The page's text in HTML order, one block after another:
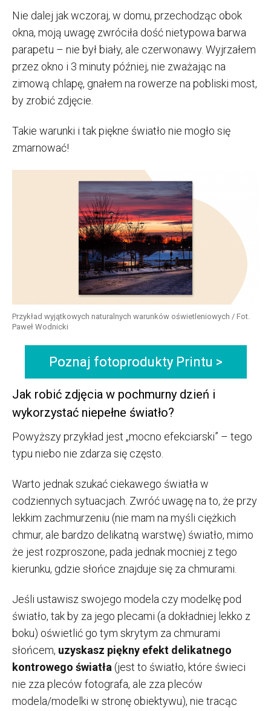
Nie dalej jak wczoraj, w domu, przechodząc obok
okna, moją uwagę zwróciła dość nietypowa barwa
parapetu – nie był biały, ale czerwonawy. Wyjrzałem
przez okno i 3 minuty później, nie zważając na
zimową chlapę, gnałem na rowerze na pobliski most,
by zrobić zdjęcie.
Takie warunki i tak piękne światło nie mogło się
zmarnować!
Przykład wyjątkowych naturalnych warunków oświetleniowych / Fot.
Paweł Wodnicki
Poznaj fotoprodukty Printu >
Jak robić zdjęcia w pochmurny dzień i
wykorzystać niepełne światło?
Powyższy przykład jest „mocno efekciarski” – tego
typu niebo nie zdarza się często.
Warto jednak szukać ciekawego światła w
codziennych sytuacjach. Zwróć uwagę na to, że przy
lekkim zachmurzeniu (nie mam na myśli ciężkich
chmur, ale bardzo delikatną warstwę) światło, mimo
że jest rozproszone, pada jednak mocniej z tego
kierunku, gdzie słońce znajduje się za chmurami.
Jeśli ustawisz swojego modela czy modelkę pod
światło, tak by za jego plecami (a dokładniej lekko z
boku) oświetlić go tym skrytym za chmurami
słońcem, uzyskasz piękny efekt delikatnego
kontrowego światła (jest to światło, które świeci
nie zza pleców fotografa, ale zza pleców
modela/modelki w stronę obiektywu), nie tracąc